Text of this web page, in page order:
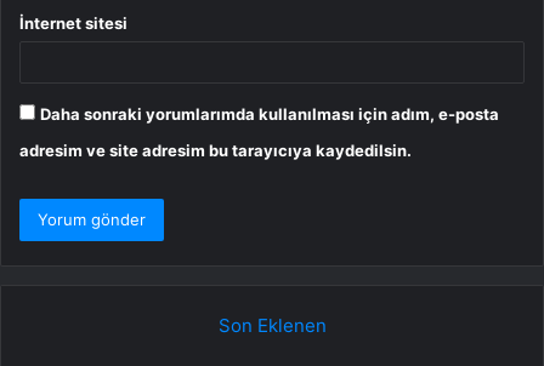
İnternet sitesi
Daha sonraki yorumlarımda kullanılması için adım, e-posta
adresim ve site adresim bu tarayıcıya kaydedilsin.
Son Eklenen